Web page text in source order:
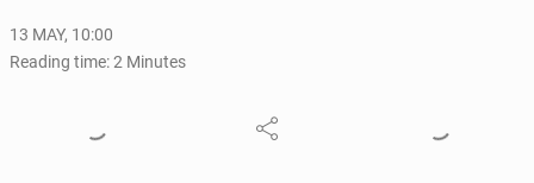
13 MAY, 10:00
Reading time: 2 Minutes